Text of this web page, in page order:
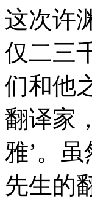
这次许
仅二三
们和他
翻译家
雅’。
先生的